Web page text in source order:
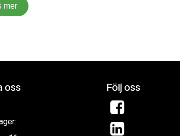
mer
oss Följ oss